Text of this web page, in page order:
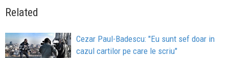
Related
Cezar Paul-Badescu: "Eu sunt sef doar in
cazul cartilor pe care le scriu"